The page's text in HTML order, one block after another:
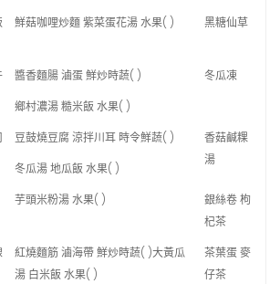
鮮菇咖哩炒麵 紫菜蛋花湯 水果( ) 黑糖仙草
醬香麵腸 滷蛋 鮮炒時蔬( )
冬瓜凍
鄉村濃湯 糙米飯 水果( )
豆鼓燒豆腐 涼拌川耳 時令鮮蔬( )
香菇鹹粿
湯
冬瓜湯 地瓜飯 水果( )
芋頭米粉湯 水果( )
銀絲卷 枸
杞茶
紅燒麵筋 滷海帶 鮮炒時蔬( )大黃瓜
湯 白米飯 水果( )
茶葉蛋 麥
仔茶